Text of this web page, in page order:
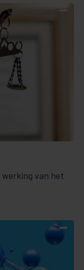
van het